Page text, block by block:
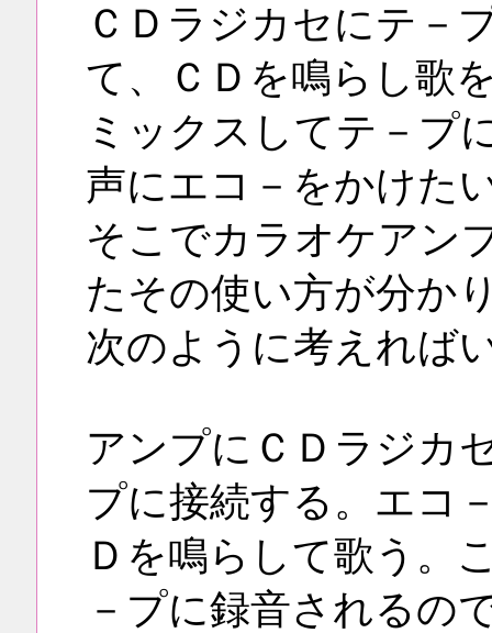
ＣＤラジカセにテ－
て、ＣＤを鳴らし歌
ミックスしてテ－プ
声にエコ－をかけた
そこでカラオケアン
たその使い方が分か
次のように考えれば
アンプにＣＤラジカ
プに接続する。エコ
Ｄを鳴らして歌う。
－プに録音されるの